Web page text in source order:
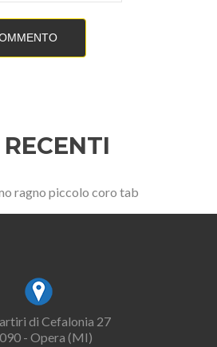
ragno piccolo coro tab
di Cefalonia 27
- Opera (MI)